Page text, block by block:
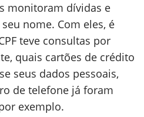
monitoram dívidas e
nome. Com eles, é
teve consultas por
quais cartões de crédito
seus dados pessoais,
de telefone já foram
exemplo.